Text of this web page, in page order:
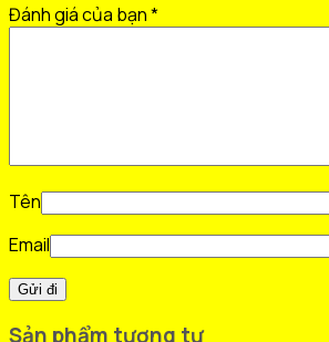
Đánh giá của bạn*
Tên
Email
Sản phẩm tương tự